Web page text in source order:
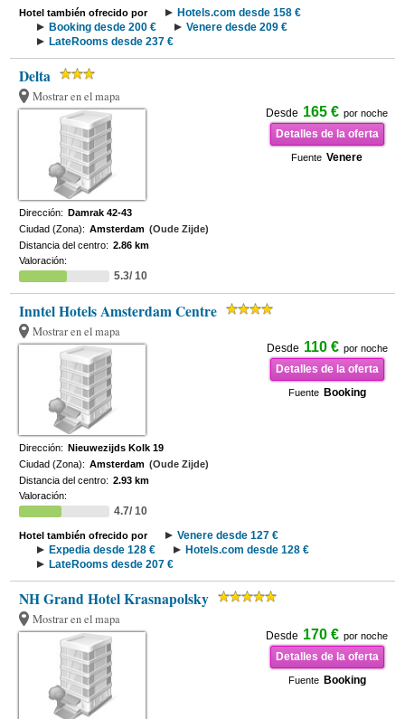
Hotel también ofrecido por
Hotels.com desde 158 €
Booking desde 200 €
Venere desde 209 €
LateRooms desde 237 €
Delta
Mostrar en el mapa
Desde 165 € por noche
Detalles de la oferta
Fuente Venere
Dirección: Damrak 42-43
Ciudad (Zona): Amsterdam (Oude Zijde)
Distancia del centro: 2.86 km
Valoración:
5.3/ 10
Inntel Hotels Amsterdam Centre
Mostrar en el mapa
Desde 110 € por noche
Detalles de la oferta
Fuente Booking
Dirección: Nieuwezijds Kolk 19
Ciudad (Zona): Amsterdam (Oude Zijde)
Distancia del centro: 2.93 km
Valoración:
4.7/ 10
Hotel también ofrecido por
Venere desde 127 €
Expedia desde 128 €
Hotels.com desde 128 €
LateRooms desde 207 €
NH Grand Hotel Krasnapolsky
Mostrar en el mapa
Desde 170 € por noche
Detalles de la oferta
Fuente Booking